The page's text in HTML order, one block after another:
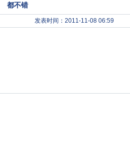
都不错
发表时间：2011-11-08 06:59